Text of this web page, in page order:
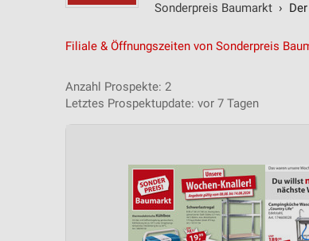
Sonderpreis Baumarkt ›
Filiale & Öffnungszeiten von Sonderpreis
Anzahl Prospekte: 2
Letztes Prospektupdate: vor 7 Tagen